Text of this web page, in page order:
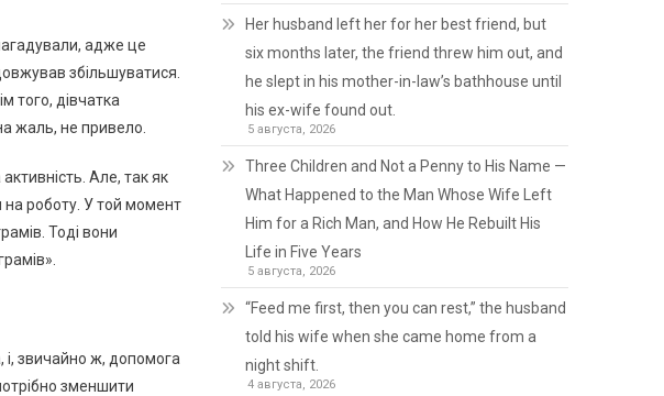
адже це
збільшуватися.
того, дівчатка
жаль, не привело.
Але, так як
на роботу. У той момент
Тоді вони
і, звичайно ж, допомога
зменшити
Her husband left her for her best friend, but
six months later, the friend threw him out, and
he slept in his mother-in-law’s bathhouse until
his ex-wife found out.
5 августа, 2026
Three Children and Not a Penny to His Name —
What Happened to the Man Whose Wife Left
Him for a Rich Man, and How He Rebuilt His
Life in Five Years
5 августа, 2026
“Feed me first, then you can rest,” the husband
told his wife when she came home from a
night shift.
4 августа, 2026